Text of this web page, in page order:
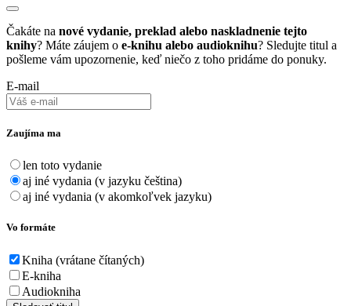
Čakáte na nové vydanie, preklad alebo naskladnenie tejto
knihy? Máte záujem o e-knihu alebo audioknihu? Sledujte titul a
pošleme vám upozornenie, keď niečo z toho pridáme do ponuky.
E-mail
Zaujíma ma
len toto vydanie
aj iné vydania (v jazyku čeština)
aj iné vydania (v akomkoľvek jazyku)
Vo formáte
Kniha (vrátane čítaných)
E-kniha
Audiokniha